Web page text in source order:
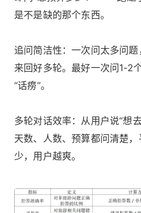
是不是缺的那个东西。
追问简洁性：一次问太多问题
来回好多轮。最好一次问1-2
“话痨”。
多轮对话效率：从用户说“想
天数、人数、预算都问清楚
少，用户越爽。